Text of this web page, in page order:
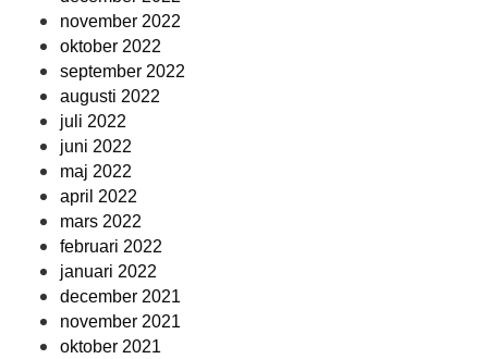
november 2022
oktober 2022
september 2022
augusti 2022
juli 2022
juni 2022
maj 2022
april 2022
mars 2022
februari 2022
januari 2022
december 2021
november 2021
oktober 2021